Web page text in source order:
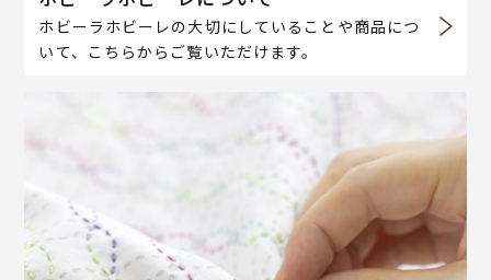
ホビーラホビーレの大切にしていることや商品につ
いて、こちらからご覧いただけます。